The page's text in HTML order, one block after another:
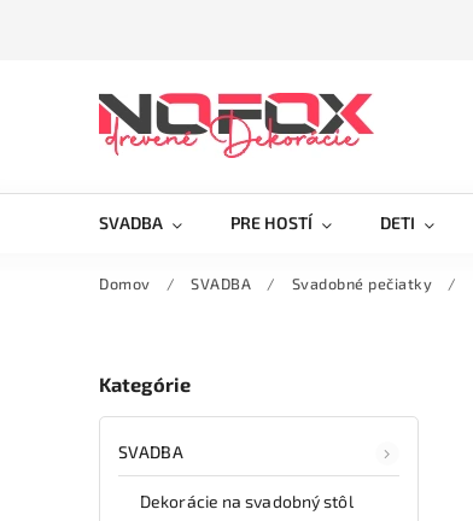
SVADBA PRE HOSTÍ DETI
Domov / SVADBA / Svadobné pečiatky /
Kategórie
SVADBA
Dekorácie na svadobný stôl